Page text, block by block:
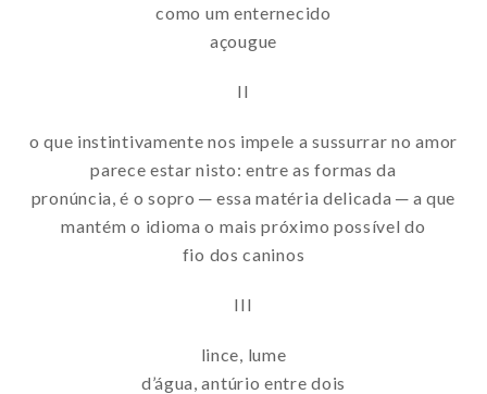
como um enternecido
açougue
II
o que instintivamente nos impele a sussurrar no amor
parece estar nisto: entre as formas da
pronúncia, é o sopro ─ essa matéria delicada ─ a que
mantém o idioma o mais próximo possível do
fio dos caninos
III
lince, lume
d’água, antúrio entre dois